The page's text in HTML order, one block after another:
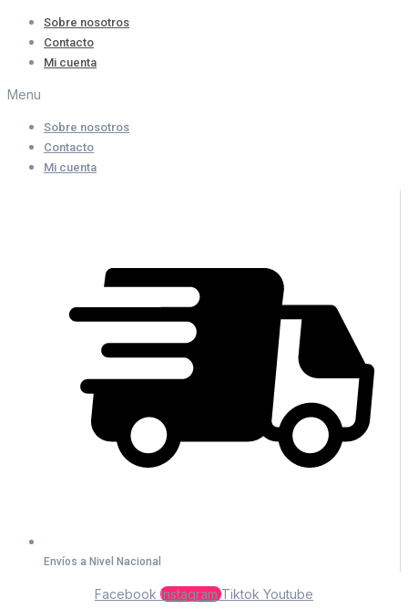
contenido
Sobre nosotros
Contacto
Mi cuenta
Menu
Sobre nosotros
Contacto
Mi cuenta
Envíos a Nivel Nacional
Facebook Instagram Tiktok Youtube